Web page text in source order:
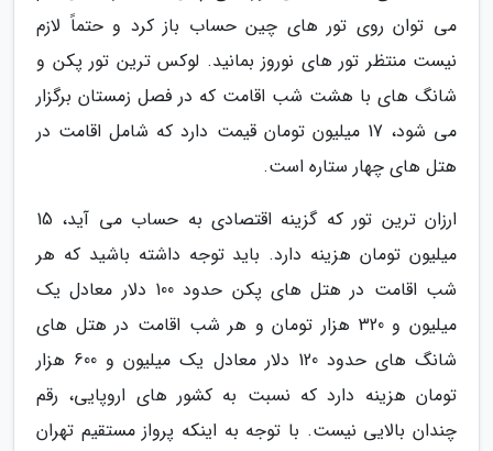
می توان روی تور های چین حساب باز کرد و حتماً لازم
نیست منتظر تور های نوروز بمانید. لوکس ترین تور پکن و
شانگ های با هشت شب اقامت که در فصل زمستان برگزار
می شود، 17 میلیون تومان قیمت دارد که شامل اقامت در
هتل های چهار ستاره است.
ارزان ترین تور که گزینه اقتصادی به حساب می آید، 15
میلیون تومان هزینه دارد. باید توجه داشته باشید که هر
شب اقامت در هتل های پکن حدود 100 دلار معادل یک
میلیون و 320 هزار تومان و هر شب اقامت در هتل های
شانگ های حدود 120 دلار معادل یک میلیون و 600 هزار
تومان هزینه دارد که نسبت به کشور های اروپایی، رقم
چندان بالایی نیست. با توجه به اینکه پرواز مستقیم تهران